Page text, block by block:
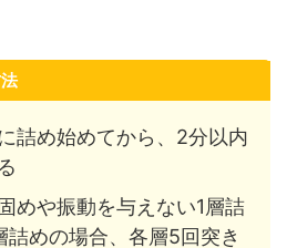
詰め始めてから、2分以内
めや振動を与えない1層詰
めの場合、各層5回突き